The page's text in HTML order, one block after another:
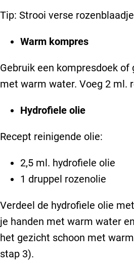
Tip: Strooi verse
Warm kompres
Gebruik een kompresdoek
met warm water. Voeg 2 ml.
Hydrofiele olie
Recept reinigende olie:
2,5 ml. hydrofiele olie
1 druppel rozenolie
Verdeel de hydrofiele olie
je handen met warm water
het gezicht schoon met
stap 3).